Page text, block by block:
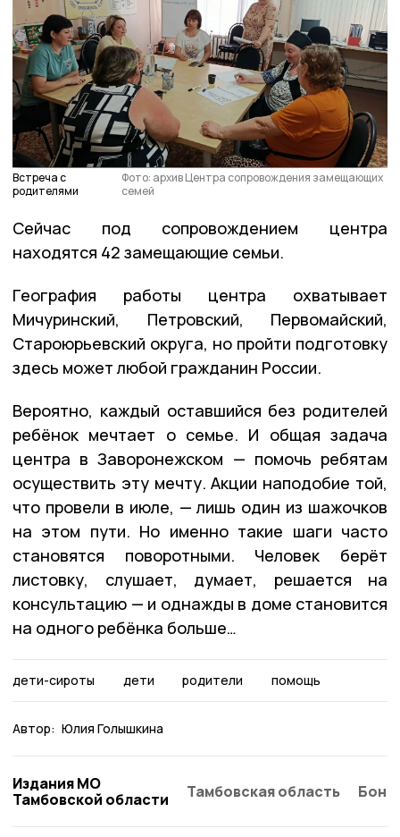
Встреча с
родителями
Фото: архив Центра сопровождения замещающих
семей
Сейчас под сопровождением центра
находятся 42 замещающие семьи.
География работы центра охватывает
Мичуринский, Петровский, Первомайский,
Староюрьевский округа, но пройти подготовку
здесь может любой гражданин России.
Вероятно, каждый оставшийся без родителей
ребёнок мечтает о семье. И общая задача
центра в Заворонежском — помочь ребятам
осуществить эту мечту. Акции наподобие той,
что провели в июле, — лишь один из шажочков
на этом пути. Но именно такие шаги часто
становятся поворотными. Человек берёт
листовку, слушает, думает, решается на
консультацию — и однажды в доме становится
на одного ребёнка больше…
дети-сироты дети родители помощь
Автор: Юлия Голышкина
Издания МО
Тамбовской области
Тамбовская область